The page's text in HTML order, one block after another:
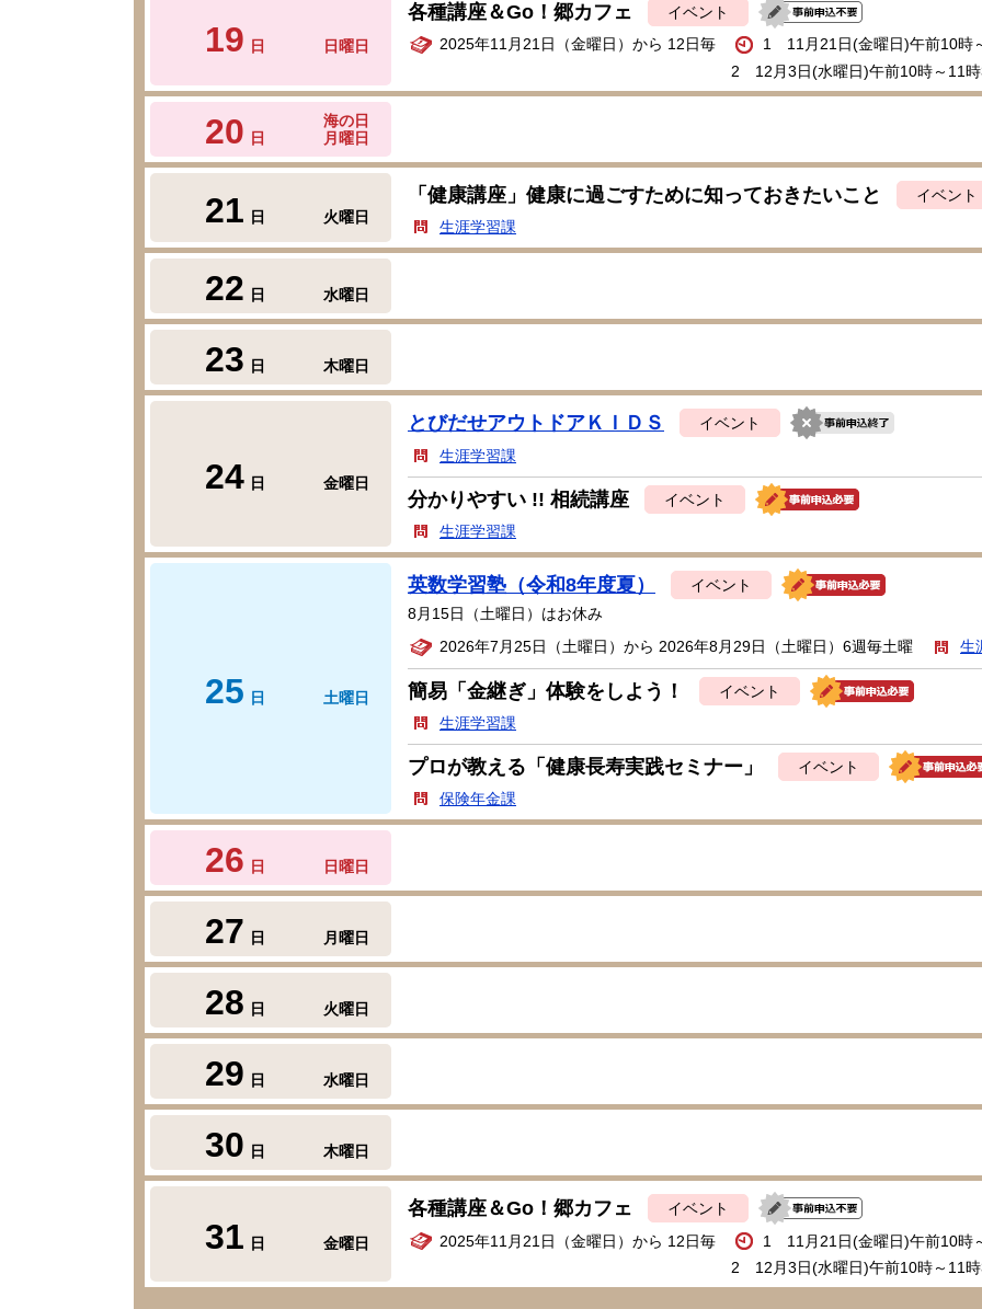
19 日 日曜日
各種講座＆Go！郷カフェ
イベント
2025年11月21日（金曜日）から 12日毎
1 11月21日(金曜日)午前10時
2 12月3日(水曜日)午前10時～11
20 日
海の日
月曜日
21 日 火曜日
「健康講座」健康に過ごすために知っておきたいこと
イベント
生涯学習課
22 日 水曜日
23 日 木曜日
24 日 金曜日
とびだせアウトドアＫＩＤＳ
イベント
生涯学習課
分かりやすい !! 相続講座
イベント
生涯学習課
25 日 土曜日
英数学習塾（令和8年度夏）
イベント
8月15日（土曜日）はお休み
2026年7月25日（土曜日）から 2026年8月29日（土曜日）6週毎土曜
生
簡易「金継ぎ」体験をしよう！
イベント
生涯学習課
プロが教える「健康長寿実践セミナー」
イベント
保険年金課
26 日 日曜日
27 日 月曜日
28 日 火曜日
29 日 水曜日
30 日 木曜日
31 日 金曜日
各種講座＆Go！郷カフェ
イベント
2025年11月21日（金曜日）から 12日毎
1 11月21日(金曜日)午前10時
2 12月3日(水曜日)午前10時～11